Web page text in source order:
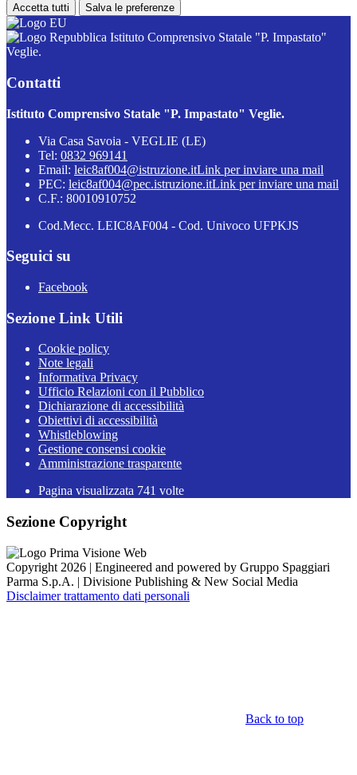
Accetta tutti Salva le preferenze
Istituto Comprensivo Statale "P. Impastato"
Veglie.
Contatti
Istituto Comprensivo Statale "P. Impastato" Veglie.
Via Casa Savoia - VEGLIE (LE)
Tel: 0832 969141
Email: leic8af004@istruzione.itLink per inviare una mail
PEC: leic8af004@pec.istruzione.itLink per inviare una mail
C.F.: 80010910752
Cod.Mecc. LEIC8AF004 - Cod. Univoco UFPKJS
Seguici su
Facebook
Sezione Link Utili
Cookie policy
Note legali
Informativa Privacy
Ufficio Relazioni con il Pubblico
Dichiarazione di accessibilità
Obiettivi di accessibilità
Whistleblowing
Gestione consensi cookie
Amministrazione trasparente
Pagina visualizzata 741 volte
Sezione Copyright
Copyright 2026 | Engineered and powered by Gruppo Spaggiari
Parma S.p.A. | Divisione Publishing & New Social Media
Disclaimer trattamento dati personali
Back to top